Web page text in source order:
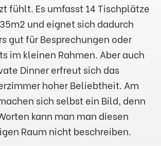
fühlt. Es umfasst 14 Tischplätze
und eignet sich dadurch
gut für Besprechungen oder
im kleinen Rahmen. Aber auch
Dinner erfreut sich das
hoher Beliebtheit. Am
sich selbst ein Bild, denn
kann man man diesen
Raum nicht beschreiben.